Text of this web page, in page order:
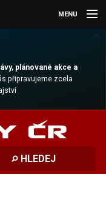
plánované akce a
připravujeme zcela
MENU
HLEDEJ